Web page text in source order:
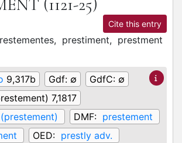
(1121-25)
Cite this entry
prestiment, prestment
9,317b Gdf: ∅ GdfC: ∅
7,1817
DMF: prestement
OED: prestly adv.